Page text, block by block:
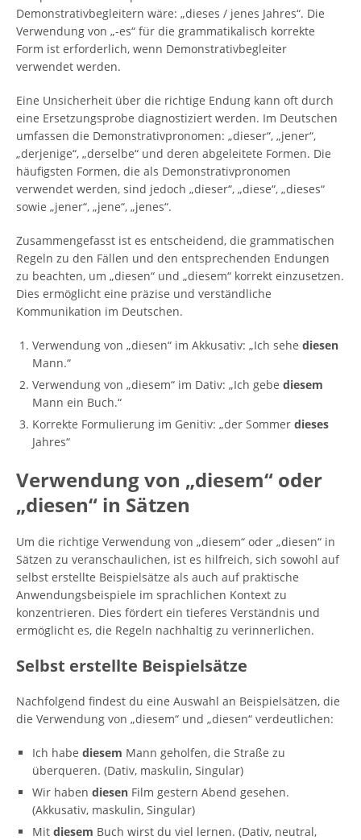
Demonstrativbegleitern wäre: „dieses / jenes Jahres“. Die
Verwendung von „-es“ für die grammatikalisch korrekte
Form ist erforderlich, wenn Demonstrativbegleiter
verwendet werden.
Eine Unsicherheit über die richtige Endung kann oft durch
eine Ersetzungsprobe diagnostiziert werden. Im Deutschen
umfassen die Demonstrativpronomen: „dieser“, „jener“,
„derjenige“, „derselbe“ und deren abgeleitete Formen. Die
häufigsten Formen, die als Demonstrativpronomen
verwendet werden, sind jedoch „dieser“, „diese“, „dieses“
sowie „jener“, „jene“, „jenes“.
Zusammengefasst ist es entscheidend, die grammatischen
Regeln zu den Fällen und den entsprechenden Endungen
zu beachten, um „diesen“ und „diesem“ korrekt einzusetzen.
Dies ermöglicht eine präzise und verständliche
Kommunikation im Deutschen.
Verwendung von „diesen“ im Akkusativ: „Ich sehe diesen
Mann.“
Verwendung von „diesem“ im Dativ: „Ich gebe diesem
Mann ein Buch.“
Korrekte Formulierung im Genitiv: „der Sommer dieses
Jahres“
Verwendung von „diesem“ oder
„diesen“ in Sätzen
Um die richtige Verwendung von „diesem“ oder „diesen“ in
Sätzen zu veranschaulichen, ist es hilfreich, sich sowohl auf
selbst erstellte Beispielsätze als auch auf praktische
Anwendungsbeispiele im sprachlichen Kontext zu
konzentrieren. Dies fördert ein tieferes Verständnis und
ermöglicht es, die Regeln nachhaltig zu verinnerlichen.
Selbst erstellte Beispielsätze
Nachfolgend findest du eine Auswahl an Beispielsätzen, die
die Verwendung von „diesem“ und „diesen“ verdeutlichen:
Ich habe diesem Mann geholfen, die Straße zu
überqueren. (Dativ, maskulin, Singular)
Wir haben diesen Film gestern Abend gesehen.
(Akkusativ, maskulin, Singular)
Mit diesem Buch wirst du viel lernen. (Dativ, neutral,